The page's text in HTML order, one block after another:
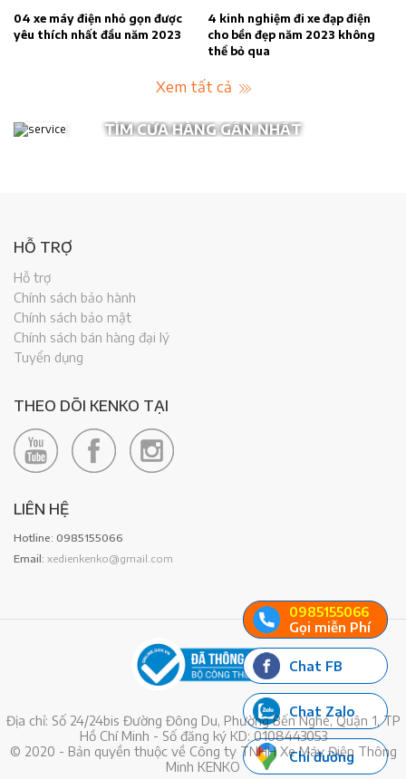
04 xe máy điện nhỏ gọn được
yêu thích nhất đầu năm 2023
4 kinh nghiệm đi xe đạp điện
cho bền đẹp năm 2023 không
thể bỏ qua
Xem tất cả
TÌM CỬA HÀNG GẦN NHẤT
0985155066
Gọi miễn Phí
Chat FB
Chat Zalo
Chỉ đường
HỖ TRỢ
Hỗ trợ
Chính sách bảo hành
Chính sách bảo mật
Chính sách bán hàng đại lý
Tuyển dụng
THEO DÕI KENKO TẠI
LIÊN HỆ
Hotline: 0985155066
Email: xedienkenko@gmail.com
Địa chỉ: Số 24/24bis Đường Đông Du, Phường Bến Nghé, Quận 1, TP
Hồ Chí Minh - Số đăng ký KD: 0108443053
© 2020 - Bản quyền thuộc về Công ty TNHH Xe Máy Điện Thông
Minh KENKO